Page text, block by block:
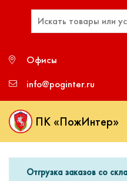
Офисы
info@poginter.ru
ПК «ПожИнтер»
Отгрузка заказов со